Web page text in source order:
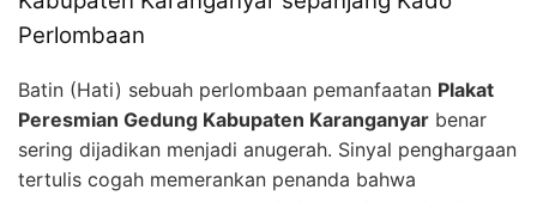
Perlombaan
Batin (Hati) sebuah perlombaan pemanfaatan Plakat
Peresmian Gedung Kabupaten Karanganyar benar
sering dijadikan menjadi anugerah. Sinyal penghargaan
tertulis cogah memerankan penanda bahwa